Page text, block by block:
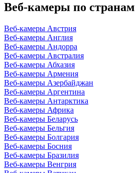
Веб-камеры по странам
Веб-камеры Австрия
Веб-камеры Англия
Веб-камеры Андорра
Веб-камеры Австралия
Веб-камеры Абхазия
Веб-камеры Армения
Веб-камеры Азербайджан
Веб-камеры Аргентина
Веб-камеры Антарктика
Веб-камеры Африка
Веб-камеры Беларусь
Веб-камеры Бельгия
Веб-камеры Болгария
Веб-камеры Босния
Веб-камеры Бразилия
Веб-камеры Венгрия